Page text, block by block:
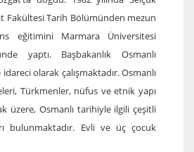
Fakültesi Tarih Bölümünden mezun
eğitimini Marmara Üniversitesi
yaptı. Başbakanlık Osmanlı
olarak çalışmaktadır. Osmanlı
Türkmenler, nüfus ve etnik yapı
üzere, Osmanlı tarihiyle ilgili çeşitli
bulunmaktadır. Evli ve üç çocuk